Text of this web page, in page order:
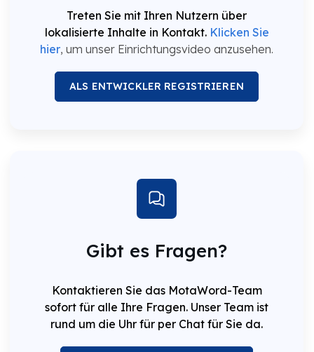
Treten Sie mit Ihren Nutzern über
lokalisierte Inhalte in Kontakt. Klicken Sie
hier, um unser Einrichtungsvideo anzusehen.
ALS ENTWICKLER REGISTRIEREN
Gibt es Fragen?
Kontaktieren Sie das MotaWord-Team
sofort für alle Ihre Fragen. Unser Team ist
rund um die Uhr für per Chat für Sie da.